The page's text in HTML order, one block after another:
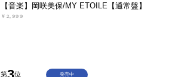
【音楽】岡咲美保/MY ETOILE【通常盤】
￥2,999
第 位 発売中